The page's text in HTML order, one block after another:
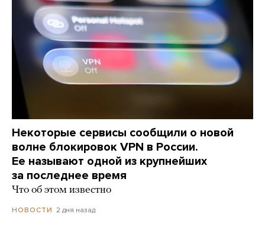
Некоторые сервисы сообщили о новой
волне блокировок VPN в России.
Ее называют одной из крупнейших
за последнее время
Что об этом известно
НОВОСТИ 2 дня назад